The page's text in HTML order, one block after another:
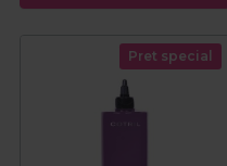
Pret special